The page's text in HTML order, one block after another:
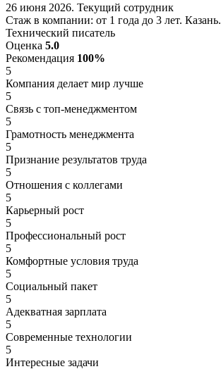
26 июня 2026. Текущий сотрудник
Стаж в компании: от 1 года до 3 лет. Казань.
Технический писатель
Оценка 5.0
Рекомендация 100%
5
Компания делает мир лучше
5
Связь с топ-менеджментом
5
Грамотность менеджмента
5
Признание результатов труда
5
Отношения с коллегами
5
Карьерный рост
5
Профессиональный рост
5
Комфортные условия труда
5
Социальный пакет
5
Адекватная зарплата
5
Современные технологии
5
Интересные задачи